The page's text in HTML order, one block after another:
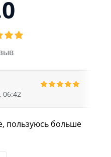
06:42
пользуюсь больше